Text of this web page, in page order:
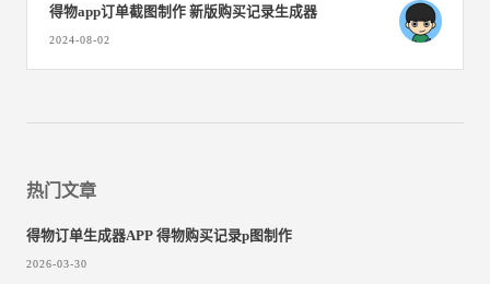
得物app订单截图制作 新版购买记录生成器
2024-08-02
热门文章
得物订单生成器APP 得物购买记录p图制作
2026-03-30